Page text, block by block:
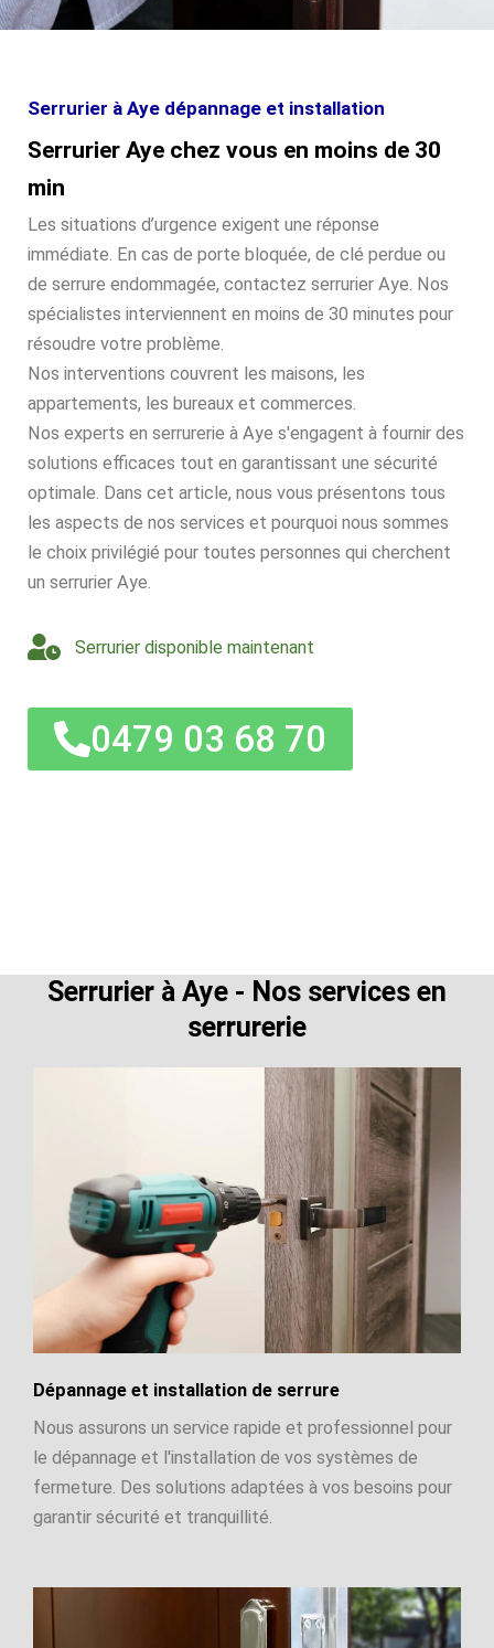
Serrurier à Aye dépannage et installation
Serrurier Aye chez vous en moins de 30
min
Les situations d’urgence exigent une réponse
immédiate. En cas de porte bloquée, de clé perdue ou
de serrure endommagée, contactez serrurier Aye. Nos
spécialistes interviennent en moins de 30 minutes pour
résoudre votre problème.
Nos interventions couvrent les maisons, les
appartements, les bureaux et commerces.
Nos experts en serrurerie à Aye s'engagent à fournir des
solutions efficaces tout en garantissant une sécurité
optimale. Dans cet article, nous vous présentons tous
les aspects de nos services et pourquoi nous sommes
le choix privilégié pour toutes personnes qui cherchent
un serrurier Aye.
Serrurier disponible maintenant
0479 03 68 70
Serrurier à Aye - Nos services en
serrurerie
Dépannage et installation de serrure
Nous assurons un service rapide et professionnel pour
le dépannage et l'installation de vos systèmes de
fermeture. Des solutions adaptées à vos besoins pour
garantir sécurité et tranquillité.